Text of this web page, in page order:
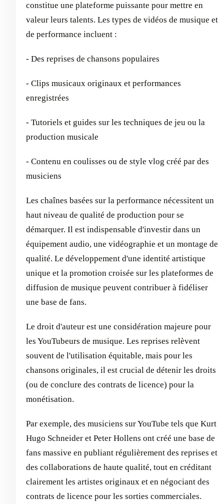
constitue une plateforme puissante pour mettre en
valeur leurs talents. Les types de vidéos de musique et
de performance incluent :
- Des reprises de chansons populaires
- Clips musicaux originaux et performances
enregistrées
- Tutoriels et guides sur les techniques de jeu ou la
production musicale
- Contenu en coulisses ou de style vlog créé par des
musiciens
Les chaînes basées sur la performance nécessitent un
haut niveau de qualité de production pour se
démarquer. Il est indispensable d'investir dans un
équipement audio, une vidéographie et un montage de
qualité. Le développement d'une identité artistique
unique et la promotion croisée sur les plateformes de
diffusion de musique peuvent contribuer à fidéliser
une base de fans.
Le droit d'auteur est une considération majeure pour
les YouTubeurs de musique. Les reprises relèvent
souvent de l'utilisation équitable, mais pour les
chansons originales, il est crucial de détenir les droits
(ou de conclure des contrats de licence) pour la
monétisation.
Par exemple, des musiciens sur YouTube tels que Kurt
Hugo Schneider et Peter Hollens ont créé une base de
fans massive en publiant régulièrement des reprises et
des collaborations de haute qualité, tout en créditant
clairement les artistes originaux et en négociant des
contrats de licence pour les sorties commerciales.